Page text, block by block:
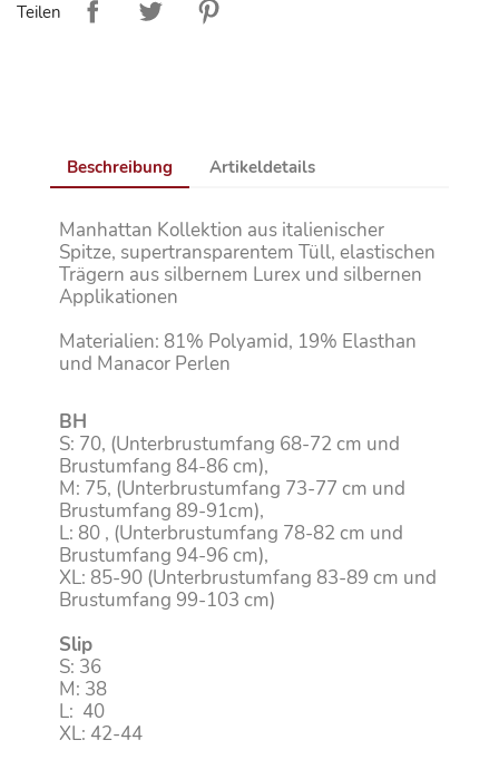
Teilen
Beschreibung Artikeldetails
Manhattan Kollektion aus italienischer
Spitze, supertransparentem Tüll, elastischen
Trägern aus silbernem Lurex und silbernen
Applikationen
Materialien: 81% Polyamid, 19% Elasthan
und Manacor Perlen
BH
S: 70, (Unterbrustumfang 68-72 cm und
Brustumfang 84-86 cm),
M: 75, (Unterbrustumfang 73-77 cm und
Brustumfang 89-91cm),
L: 80 , (Unterbrustumfang 78-82 cm und
Brustumfang 94-96 cm),
XL: 85-90 (Unterbrustumfang 83-89 cm und
Brustumfang 99-103 cm)
Slip
S: 36
M: 38
L: 40
XL: 42-44